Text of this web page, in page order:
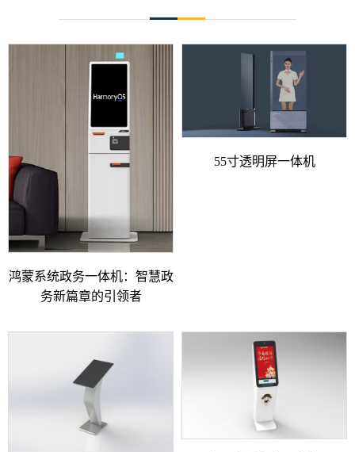
鸿蒙系统政务一体机：智慧政
务新篇章的引领者
55寸透明屏一体机